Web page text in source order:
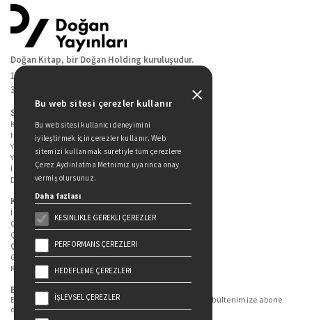
Doğan Kitap, bir Doğan Holding kuruluşudur.
19 Mayıs Cad. Golden Plaza No:1 Kat:10
34360 / Şişli / İstanbul
Sitede Yer Alan Sayfalar
Kitaplarımız
Hakkımızda
Yazarlarımız
Yazar Adayları İçin
İletişim
Duygu Asena Roman Ödülü
Kişisel Verilerin Korunması
İlgili Kişi Başvuru Formu
Genel Aydınlatma Metni
Çekiliş Aydınlatma Metni
Çerez Aydınlatma Metni
Gizlilik Politikası
Kullanım Şartları
Bizi Takip Edin...
En güncel kitap ve etkinliklerden haberdar olmak için bültenimize abone
olun.
Bu web sitesi çerezler kullanır
Bu web sitesi kullanıcı deneyimini
iyileştirmek için çerezler kullanır. Web
sitemizi kullanmak suretiyle tüm çerezlere
Çerez Aydınlatma Metnimiz uyarınca onay
vermiş olursunuz.
Daha fazlası
KESINLIKLE GEREKLI ÇEREZLER
PERFORMANS ÇEREZLERI
HEDEFLEME ÇEREZLERI
İŞLEVSEL ÇEREZLER